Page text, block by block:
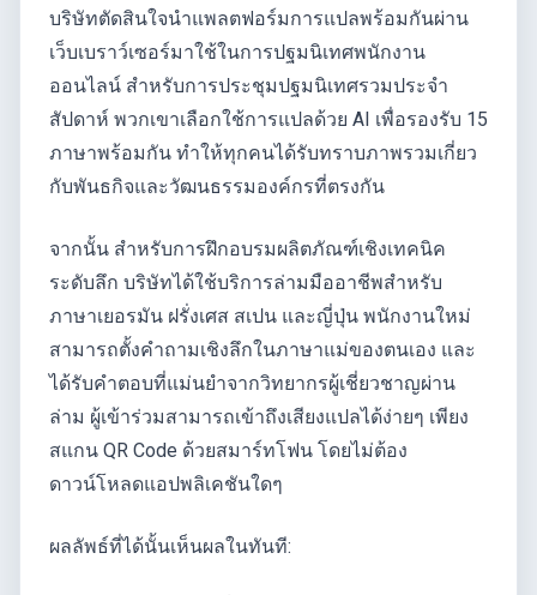
บริษัทตัดสินใจนำแพลตฟอร์มการแปลพร้อมกันผ่าน
เว็บเบราว์เซอร์มาใช้ในการปฐมนิเทศพนักงาน
ออนไลน์ สำหรับการประชุมปฐมนิเทศรวมประจำ
สัปดาห์ พวกเขาเลือกใช้การแปลด้วย AI เพื่อรองรับ 15
ภาษาพร้อมกัน ทำให้ทุกคนได้รับทราบภาพรวมเกี่ยว
กับพันธกิจและวัฒนธรรมองค์กรที่ตรงกัน
จากนั้น สำหรับการฝึกอบรมผลิตภัณฑ์เชิงเทคนิค
ระดับลึก บริษัทได้ใช้บริการล่ามมืออาชีพสำหรับ
ภาษาเยอรมัน ฝรั่งเศส สเปน และญี่ปุ่น พนักงานใหม่
สามารถตั้งคำถามเชิงลึกในภาษาแม่ของตนเอง และ
ได้รับคำตอบที่แม่นยำจากวิทยากรผู้เชี่ยวชาญผ่าน
ล่าม ผู้เข้าร่วมสามารถเข้าถึงเสียงแปลได้ง่ายๆ เพียง
สแกน QR Code ด้วยสมาร์ทโฟน โดยไม่ต้อง
ดาวน์โหลดแอปพลิเคชันใดๆ
ผลลัพธ์ที่ได้นั้นเห็นผลในทันที: